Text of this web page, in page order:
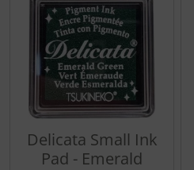
Delicata Small Ink
Pad - Emerald